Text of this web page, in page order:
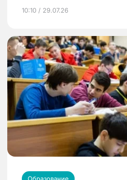
10:10 / 29.07.26
Образование